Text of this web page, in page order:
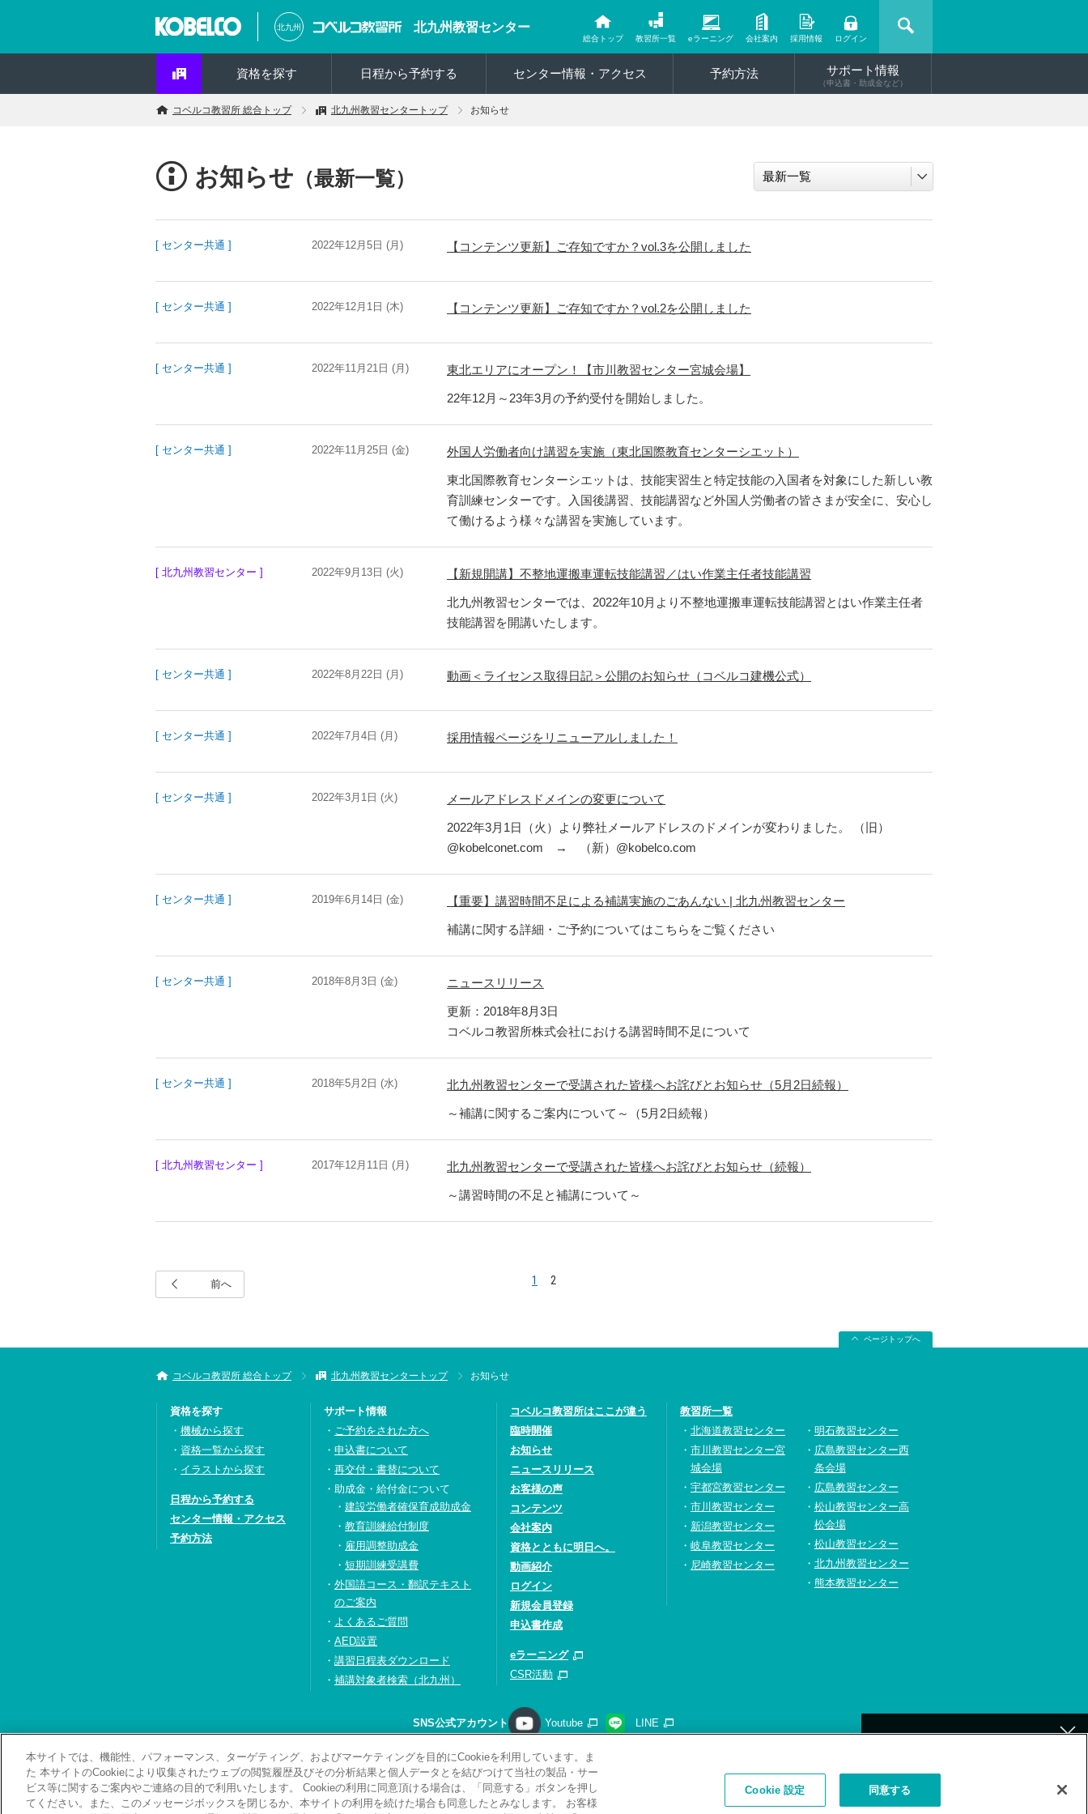
北九州 北九州教習センター
総合トップ 教習所一覧 eラーニング 会社案内 採用情報 ログイン
資格を探す 日程から予約する センター情報・アクセス 予約方法 サポート情報
（申込書・助成金など）
コベルコ教習所 総合トップ 北九州教習センタートップ お知らせ
お知らせ （最新一覧）
[ センター共通 ] 2022年12月5日 (月) 【コンテンツ更新】ご存知ですか？vol.3を公開しました
[ センター共通 ] 2022年12月1日 (木) 【コンテンツ更新】ご存知ですか？vol.2を公開しました
[ センター共通 ] 2022年11月21日 (月) 東北エリアにオープン！【市川教習センター宮城会場】
22年12月～23年3月の予約受付を開始しました。
[ センター共通 ] 2022年11月25日 (金) 外国人労働者向け講習を実施（東北国際教育センターシエット）
東北国際教育センターシエットは、技能実習生と特定技能の入国者を対象にした新しい教
育訓練センターです。入国後講習、技能講習など外国人労働者の皆さまが安全に、安心し
て働けるよう様々な講習を実施しています。
[ 北九州教習センター ] 2022年9月13日 (火) 【新規開講】不整地運搬車運転技能講習／はい作業主任者技能講習
北九州教習センターでは、2022年10月より不整地運搬車運転技能講習とはい作業主任者
技能講習を開講いたします。
[ センター共通 ] 2022年8月22日 (月) 動画＜ライセンス取得日記＞公開のお知らせ（コベルコ建機公式）
[ センター共通 ] 2022年7月4日 (月) 採用情報ページをリニューアルしました！
[ センター共通 ] 2022年3月1日 (火) メールアドレスドメインの変更について
2022年3月1日（火）より弊社メールアドレスのドメインが変わりました。 （旧）
@kobelconet.com → （新）@kobelco.com
[ センター共通 ] 2019年6月14日 (金) 【重要】講習時間不足による補講実施のごあんない | 北九州教習センター
補講に関する詳細・ご予約についてはこちらをご覧ください
[ センター共通 ] 2018年8月3日 (金) ニュースリリース
更新：2018年8月3日
コベルコ教習所株式会社における講習時間不足について
[ センター共通 ] 2018年5月2日 (水) 北九州教習センターで受講された皆様へお詫びとお知らせ（5月2日続報）
～補講に関するご案内について～（5月2日続報）
[ 北九州教習センター ] 2017年12月11日 (月) 北九州教習センターで受講された皆様へお詫びとお知らせ（続報）
～講習時間の不足と補講について～
前へ 1 2
ページトップへ
コベルコ教習所 総合トップ 北九州教習センタートップ お知らせ
資格を探す
機械から探す
資格一覧から探す
イラストから探す
日程から予約する
センター情報・アクセス
予約方法
サポート情報
ご予約をされた方へ
申込書について
再交付・書替について
助成金・給付金について
建設労働者確保育成助成金
教育訓練給付制度
雇用調整助成金
短期訓練受講費
外国語コース・翻訳テキスト
のご案内
よくあるご質問
AED設置
講習日程表ダウンロード
補講対象者検索（北九州）
コベルコ教習所はここが違う
臨時開催
お知らせ
ニュースリリース
お客様の声
コンテンツ
会社案内
資格とともに明日へ。
動画紹介
ログイン
新規会員登録
申込書作成
eラーニング
CSR活動
教習所一覧
北海道教習センター
市川教習センター宮
城会場
宇都宮教習センター
市川教習センター
新潟教習センター
岐阜教習センター
尼崎教習センター
明石教習センター
広島教習センター西
条会場
広島教習センター
松山教習センター高
松会場
松山教習センター
北九州教習センター
熊本教習センター
SNS公式アカウント Youtube LINE
お問い合わせ・資料請求 プライバシーポリシー ソーシャルメディアポリシー
サイトマップ
関連リンク
補講が必要なお客様へ
本サイトでは、機能性、パフォーマンス、ターゲティング、およびマーケティングを目的にCookieを利用しています。ま
た 本サイトのCookieにより収集されたウェブの閲覧履歴及びその分析結果と個人データとを結びつけて当社の製品・サー
ビス等に関するご案内やご連絡の目的で利用いたします。 Cookieの利用に同意頂ける場合は、「同意する」ボタンを押し
てください。また、このメッセージボックスを閉じるか、本サイトの利用を続けた場合も同意したとみなします。 お客様
Cookie 設定 同意する